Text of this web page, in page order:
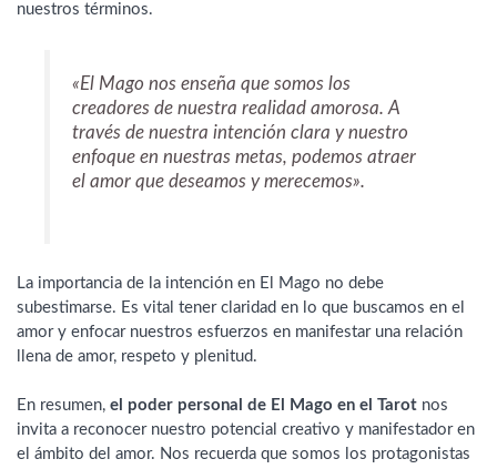
nuestros términos.
«El Mago nos enseña que somos los
creadores de nuestra realidad amorosa. A
través de nuestra intención clara y nuestro
enfoque en nuestras metas, podemos atraer
el amor que deseamos y merecemos».
La importancia de la intención en El Mago no debe
subestimarse. Es vital tener claridad en lo que buscamos en el
amor y enfocar nuestros esfuerzos en manifestar una relación
llena de amor, respeto y plenitud.
En resumen, el poder personal de El Mago en el Tarot nos
invita a reconocer nuestro potencial creativo y manifestador en
el ámbito del amor. Nos recuerda que somos los protagonistas